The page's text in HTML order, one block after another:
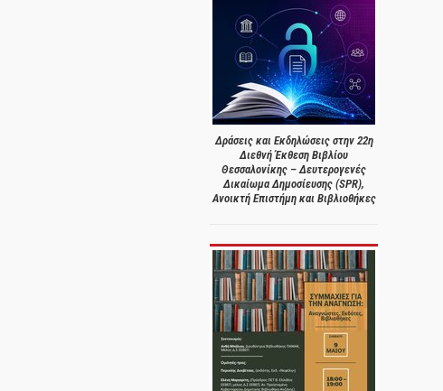
Δράσεις και Εκδηλώσεις στην 22η
Διεθνή Έκθεση Βιβλίου
Θεσσαλονίκης – Δευτερογενές
Δικαίωμα Δημοσίευσης (SPR),
Ανοικτή Επιστήμη και Βιβλιοθήκες